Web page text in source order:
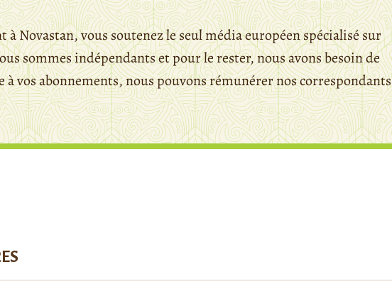
à Novastan, vous soutenez le seul média européen spécialisé sur
sommes indépendants et pour le rester, nous avons besoin de
à vos abonnements, nous pouvons rémunérer nos correspondants